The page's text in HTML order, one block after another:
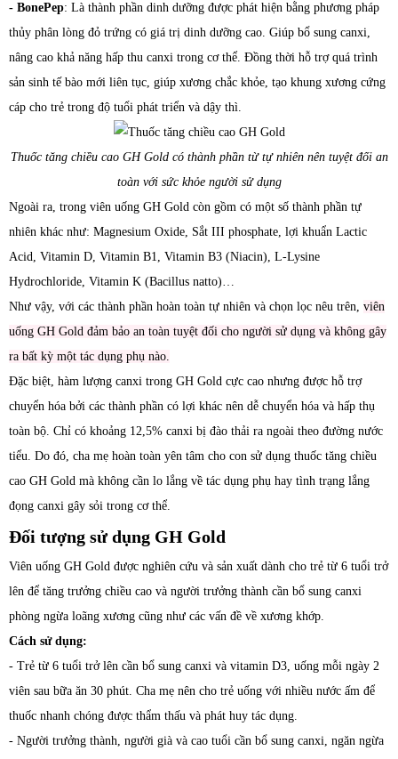
- BonePep: Là thành phần dinh dưỡng được phát hiện bằng phương pháp
thủy phân lòng đỏ trứng có giá trị dinh dưỡng cao. Giúp bổ sung canxi,
nâng cao khả năng hấp thu canxi trong cơ thể. Đồng thời hỗ trợ quá trình
sản sinh tế bào mới liên tục, giúp xương chắc khỏe, tạo khung xương cứng
cáp cho trẻ trong độ tuổi phát triển và dậy thì.
Thuốc tăng chiều cao GH Gold có thành phần từ tự nhiên nên tuyệt đối an
toàn với sức khỏe người sử dụng
Ngoài ra, trong viên uống GH Gold còn gồm có một số thành phần tự
nhiên khác như: Magnesium Oxide, Sắt III phosphate, lợi khuẩn Lactic
Acid, Vitamin D, Vitamin B1, Vitamin B3 (Niacin), L-Lysine
Hydrochloride, Vitamin K (Bacillus natto)…
Như vậy, với các thành phần hoàn toàn tự nhiên và chọn lọc nêu trên, viên
uống GH Gold đảm bảo an toàn tuyệt đối cho người sử dụng và không gây
ra bất kỳ một tác dụng phụ nào.
Đặc biệt, hàm lượng canxi trong GH Gold cực cao nhưng được hỗ trợ
chuyển hóa bởi các thành phần có lợi khác nên dễ chuyển hóa và hấp thụ
toàn bộ. Chỉ có khoảng 12,5% canxi bị đào thải ra ngoài theo đường nước
tiểu. Do đó, cha mẹ hoàn toàn yên tâm cho con sử dụng thuốc tăng chiều
cao GH Gold mà không cần lo lắng về tác dụng phụ hay tình trạng lắng
đọng canxi gây sỏi trong cơ thể.
Đối tượng sử dụng GH Gold
Viên uống GH Gold được nghiên cứu và sản xuất dành cho trẻ từ 6 tuổi trở
lên để tăng trưởng chiều cao và người trưởng thành cần bổ sung canxi
phòng ngừa loãng xương cũng như các vấn đề về xương khớp.
Cách sử dụng:
- Trẻ từ 6 tuổi trở lên cần bổ sung canxi và vitamin D3, uống mỗi ngày 2
viên sau bữa ăn 30 phút. Cha mẹ nên cho trẻ uống với nhiều nước ấm để
thuốc nhanh chóng được thẩm thấu và phát huy tác dụng.
- Người trưởng thành, người già và cao tuổi cần bổ sung canxi, ngăn ngừa